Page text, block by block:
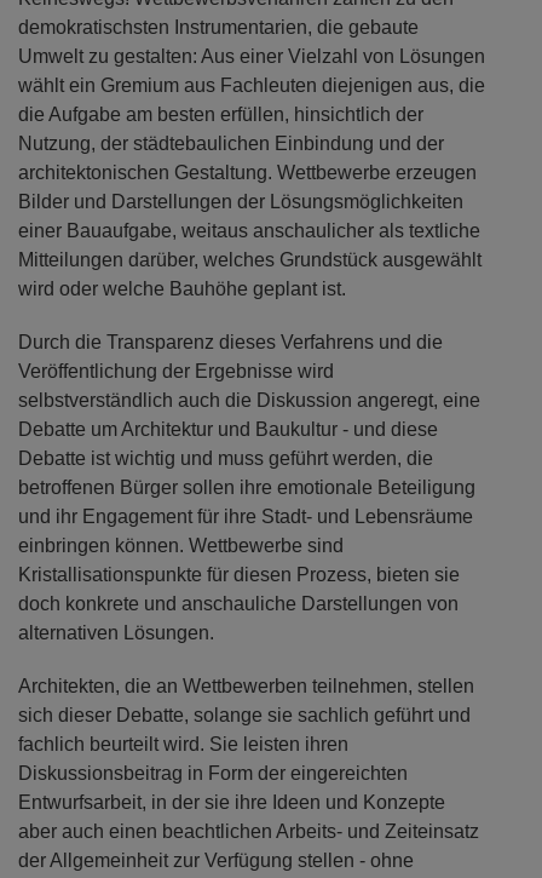
demokratischsten Instrumentarien, die gebaute
Umwelt zu gestalten: Aus einer Vielzahl von Lösungen
wählt ein Gremium aus Fachleuten diejenigen aus, die
die Aufgabe am besten erfüllen, hinsichtlich der
Nutzung, der städtebaulichen Einbindung und der
architektonischen Gestaltung. Wettbewerbe erzeugen
Bilder und Darstellungen der Lösungsmöglichkeiten
einer Bauaufgabe, weitaus anschaulicher als textliche
Mitteilungen darüber, welches Grundstück ausgewählt
wird oder welche Bauhöhe geplant ist.
Durch die Transparenz dieses Verfahrens und die
Veröffentlichung der Ergebnisse wird
selbstverständlich auch die Diskussion angeregt, eine
Debatte um Architektur und Baukultur - und diese
Debatte ist wichtig und muss geführt werden, die
betroffenen Bürger sollen ihre emotionale Beteiligung
und ihr Engagement für ihre Stadt- und Lebensräume
einbringen können. Wettbewerbe sind
Kristallisationspunkte für diesen Prozess, bieten sie
doch konkrete und anschauliche Darstellungen von
alternativen Lösungen.
Architekten, die an Wettbewerben teilnehmen, stellen
sich dieser Debatte, solange sie sachlich geführt und
fachlich beurteilt wird. Sie leisten ihren
Diskussionsbeitrag in Form der eingereichten
Entwurfsarbeit, in der sie ihre Ideen und Konzepte
aber auch einen beachtlichen Arbeits- und Zeiteinsatz
der Allgemeinheit zur Verfügung stellen - ohne